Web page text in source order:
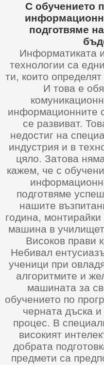
С обучението
подготвяме
Информатиката
технологии са
ти, които
И това е
информационните
се развиват.
недостиг на
индустрия и в
цяло. Затова
кажем, че с
подготвяме
нашите
година,
машина в
Високов прави
Небивал
ученици при
алгоритмите и
машината за
обучението по
черната дъска
процес. В
високият
добрата
предмети са